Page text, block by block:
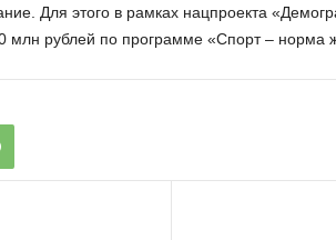
Для этого в рамках нацпроекта
млн рублей по программе «Спорт – норма